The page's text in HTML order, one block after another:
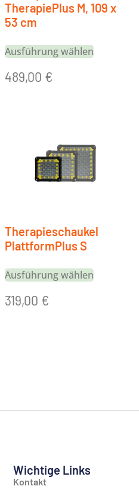
TherapiePlus M, 109 x
53 cm
Ausführung wählen
489,00 €
Therapieschaukel
PlattformPlus S
Ausführung wählen
319,00 €
Wichtige Links
Kontakt